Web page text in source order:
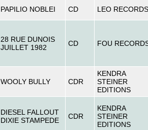
PAPILIO NOBLEI CD LEO RECORDS
28 RUE DUNOIS
JUILLET 1982
CD FOU
WOOLY BULLY CDR
KENDRA
STEINER
EDITIONS
DIESEL FALLOUT
DIXIE STAMPEDE
CDR
KENDRA
STEINER
EDITIONS